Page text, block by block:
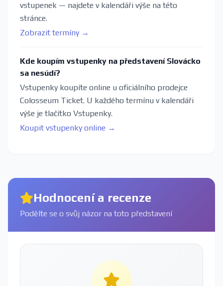
vstupenek — najdete v kalendáři výše na této
stránce.
Zobrazit termíny →
Kde koupím vstupenky na představení Slovácko
sa nesúdí?
Vstupenky koupíte online u oficiálního prodejce
Colosseum Ticket. U každého termínu v kalendáři
výše je tlačítko Vstupenky.
Koupit vstupenky online →
Hodnocení a recenze
Podělte se o svůj názor na toto představení